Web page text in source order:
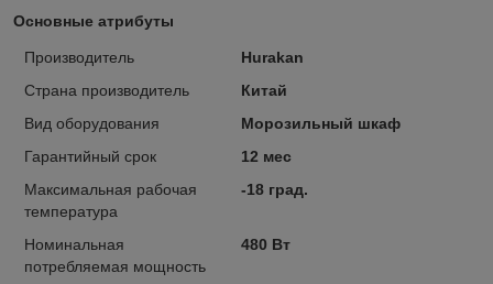
Основные атрибуты
Производитель
Hurakan
Страна производитель
Китай
Вид оборудования
Морозильный шкаф
Гарантийный срок
12 мес
Максимальная рабочая
температура
-18 град.
Номинальная
потребляемая мощность
480 Вт